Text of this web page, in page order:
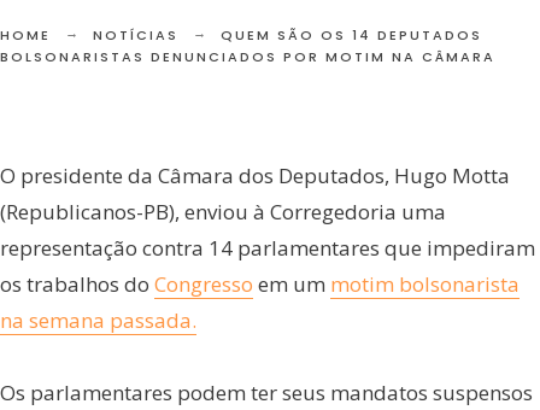
HOME NOTÍCIAS
QUEM SÃO OS 14 DEPUTADOS
BOLSONARISTAS DENUNCIADOS POR MOTIM NA CÂMARA
O presidente da Câmara dos Deputados, Hugo Motta
(Republicanos-PB), enviou à Corregedoria uma
representação contra 14 parlamentares que impediram
os trabalhos do Congresso em um motim bolsonarista
na semana passada.
Os parlamentares podem ter seus mandatos suspensos